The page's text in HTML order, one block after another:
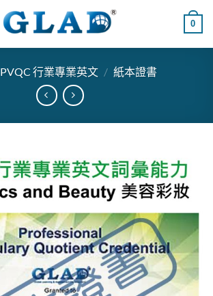
0
PVQC 行業專業英文 / 紙本證書